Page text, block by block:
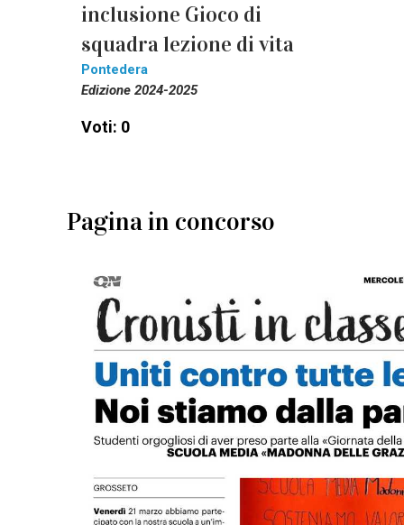
inclusione Gioco di
squadra lezione di vita
Pontedera
Edizione 2024-2025
Voti: 0
Pagina in concorso